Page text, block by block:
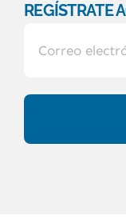
REGÍSTRATE